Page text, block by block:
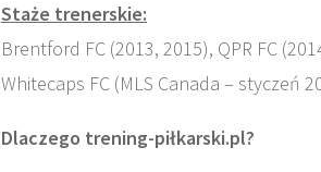
Staże trenerskie:
Brentford FC (2013, 2015), QPR FC
Whitecaps FC (MLS Canada – styczeń
Dlaczego trening-piłkarski.pl?